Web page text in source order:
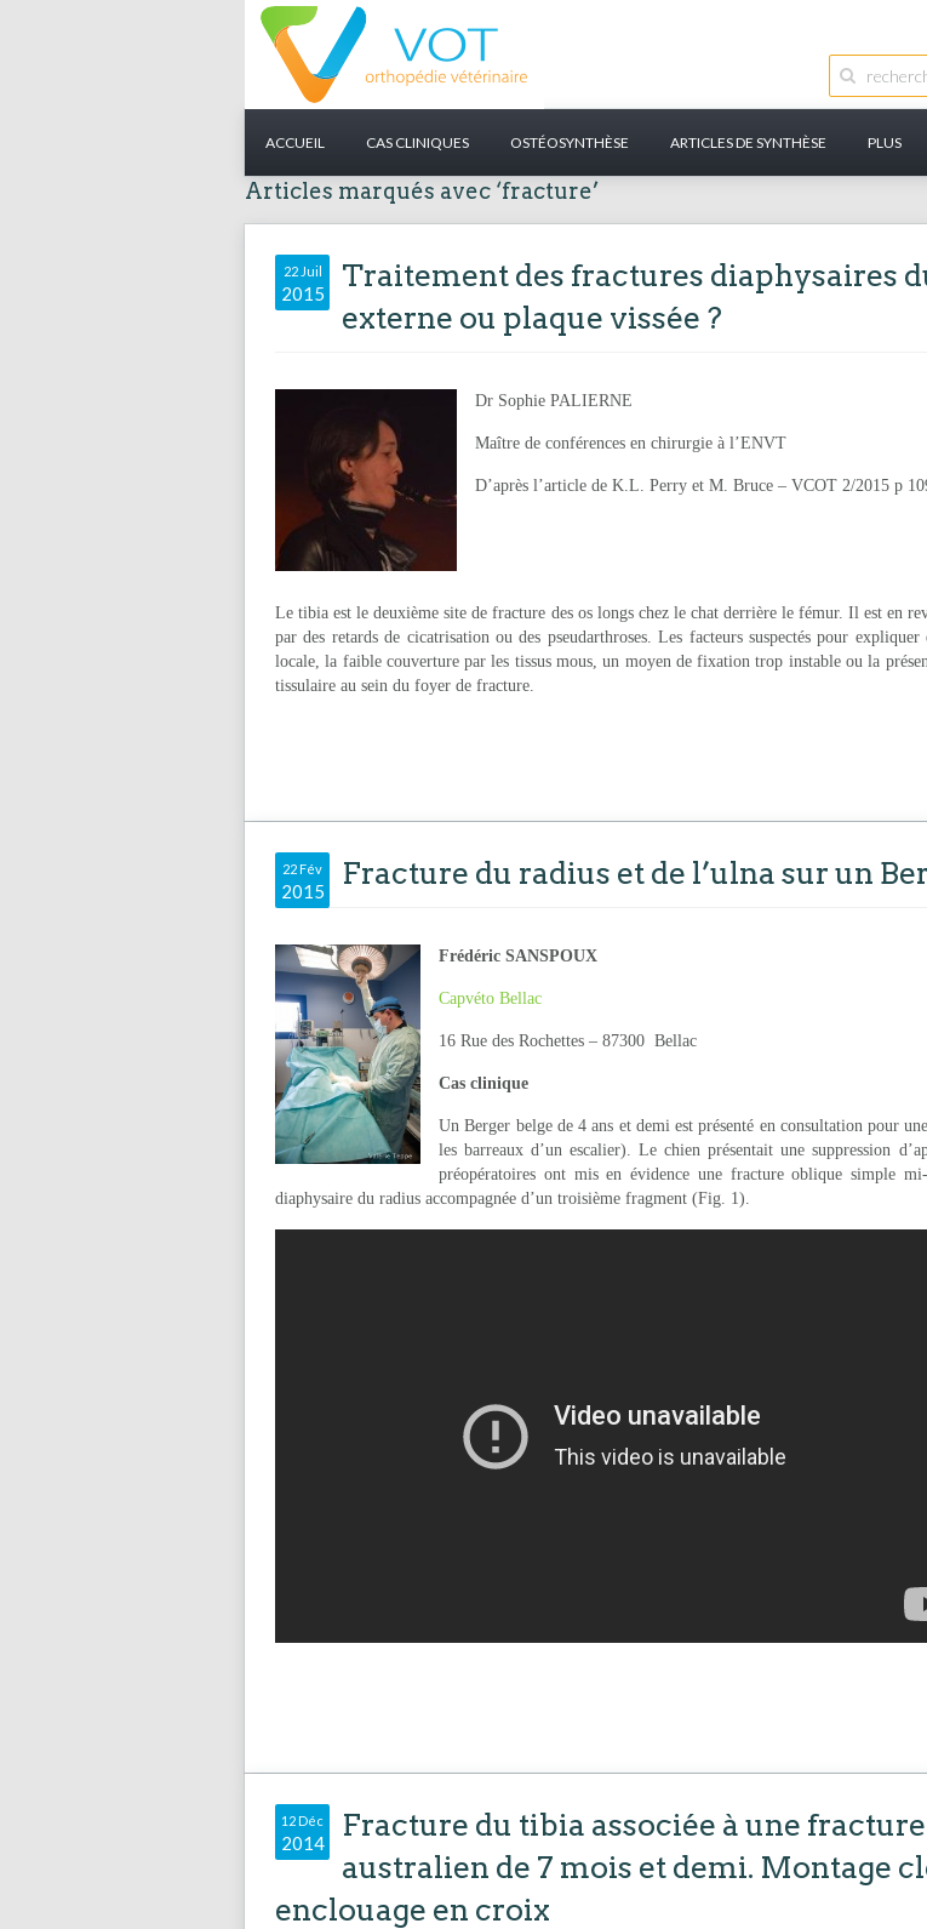
ACCUEIL CAS CLINIQUES OSTÉOSYNTHÈSE ARTICLES DE SYNTHÈSE PLUS
Articles marqués avec ‘fracture’
22 Juil
2015
Traitement des fractures diaphysaires
externe ou plaque vissée ?
Dr Sophie PALIERNE
Maître de conférences en chirurgie à l’ENVT
D’après l’article de K.L. Perry et M. Bruce – VCOT 2/2015 p
Le tibia est le deuxième site de fracture des os longs chez le chat derrière le fémur. Il est en
par des retards de cicatrisation ou des pseudarthroses. Les facteurs suspectés pour
locale, la faible couverture par les tissus mous, un moyen de fixation trop instable ou la
tissulaire au sein du foyer de fracture.
22 Fév
2015 Fracture du radius et de l’ulna sur un
Frédéric SANSPOUX
Capvéto Bellac
16 Rue des Rochettes – 87300 Bellac
Cas clinique
Un Berger belge de 4 ans et demi est présenté en consultation pour
les barreaux d’un escalier). Le chien présentait une suppression
préopératoires ont mis en évidence une fracture oblique simple
diaphysaire du radius accompagnée d’un troisième fragment (Fig. 1).
12 Déc
2014
Fracture du tibia associée à une
australien de 7 mois et demi. Montage
enclouage en croix